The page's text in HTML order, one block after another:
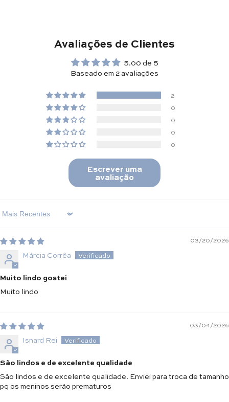
Avaliações de Clientes
5.00 de 5
Baseado em 2 avaliações
2
0
0
0
0
Escrever uma
avaliação
Sort By
03/20/2026
Márcia Corrêa
Muito lindo gostei
Muito lindo
03/04/2026
Isnard Rei
São lindos e de excelente qualidade
São lindos e de excelente qualidade. Enviei para troca de tamanho
pq os meninos serão prematuros